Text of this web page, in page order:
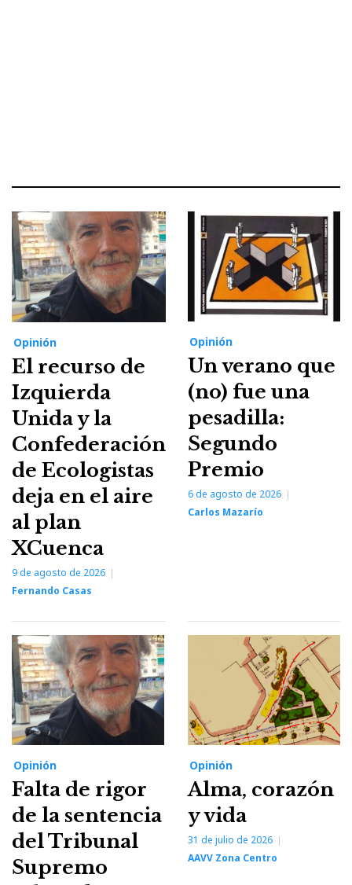
Opinión
El recurso de
Izquierda
Unida y la
Confederación
de Ecologistas
deja en el aire
al plan
XCuenca
9 de agosto de 2026
Fernando Casas
Opinión
Un verano que
(no) fue una
pesadilla:
Segundo
Premio
6 de agosto de 2026
Carlos Mazarío
Opinión
Falta de rigor
de la sentencia
del Tribunal
Supremo
Opinión
Alma, corazón
y vida
31 de julio de 2026
AAVV Zona Centro